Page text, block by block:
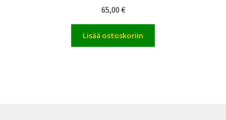
65,00 €
Lisää ostoskoriin